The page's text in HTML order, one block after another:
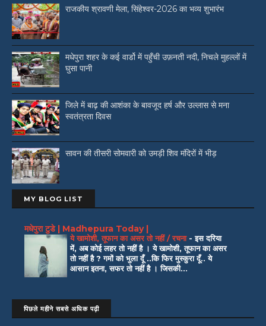
राजकीय श्रावणी मेला, सिंहेश्वर-2026 का भव्य शुभारंभ
मधेपुरा शहर के कई वार्डो में पहुँची उफ़नती नदी, निचले मुहल्लों में
घुसा पानी
जिले में बाढ़ की आशंका के बावजूद हर्ष और उल्लास से मना
स्वतंत्रता दिवस
सावन की तीसरी सोमवारी को उमड़ी शिव मंदिरों में भीड़
MY BLOG LIST
मधेपुरा टुडे | Madhepura Today |
ये खामोशी, तूफान का असर तो नहीं / रचना -इस दरिया
में, अब कोई लहर तो नहीं है । ये खामोशी, तूफान का असर
तो नहीं है ? गमों को भुला दूँ ..कि फिर मुस्कुरा दूँ.. ये
आसान इतना, सफर तो नहीं है । जिसकी...
पिछले महीने सबसे अधिक पढ़ी